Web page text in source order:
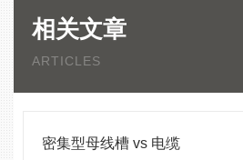
相关文章
ARTICLES
密集型母线槽 vs 电缆